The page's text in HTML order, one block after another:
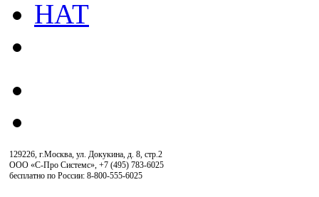
129226, г.Москва, ул. Докукина, д. 8, стр.2
ООО «С-Про Системс», +7 (495) 783-6025
бесплатно по России: 8-800-555-6025